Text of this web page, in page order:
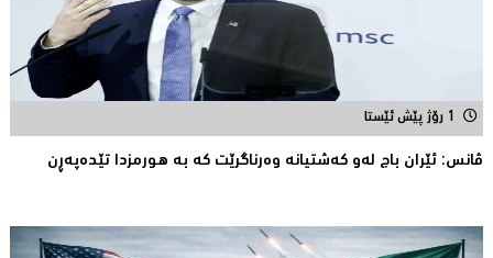
1 رۆژ پێش ئێستا
ڤانس: ئێران باج له‌و كه‌شتیانه‌ وه‌رناگرێت كه‌ به‌ هورمزدا تێده‌په‌ڕن